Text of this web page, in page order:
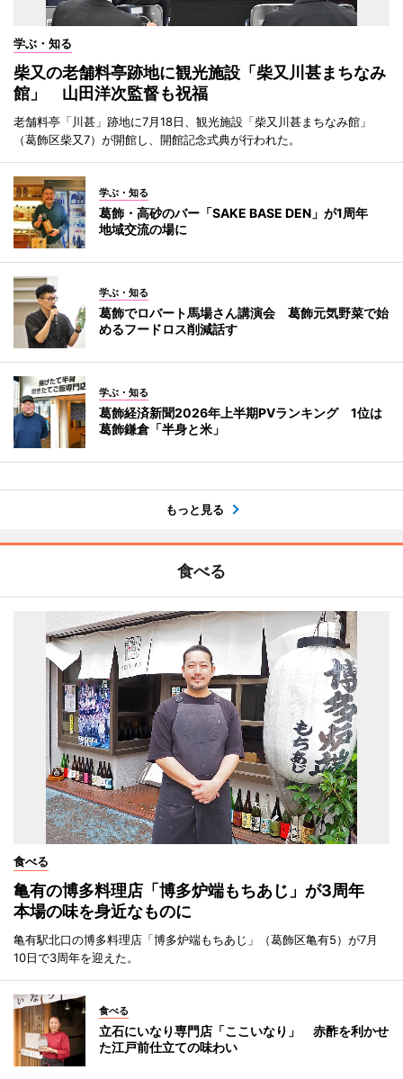
学ぶ・知る
柴又の老舗料亭跡地に観光施設「柴又川甚まちなみ
館」 山田洋次監督も祝福
老舗料亭「川甚」跡地に7月18日、観光施設「柴又川甚まちなみ館」
（葛飾区柴又7）が開館し、開館記念式典が行われた。
学ぶ・知る
葛飾・高砂のバー「SAKE BASE DEN」が1周年
地域交流の場に
学ぶ・知る
葛飾でロバート馬場さん講演会 葛飾元気野菜で始
めるフードロス削減話す
学ぶ・知る
葛飾経済新聞2026年上半期PVランキング 1位は
葛飾鎌倉「半身と米」
もっと見る
食べる
食べる
亀有の博多料理店「博多炉端もちあじ」が3周年
本場の味を身近なものに
亀有駅北口の博多料理店「博多炉端もちあじ」（葛飾区亀有5）が7月
10日で3周年を迎えた。
食べる
立石にいなり専門店「ここいなり」 赤酢を利かせ
た江戸前仕立ての味わい